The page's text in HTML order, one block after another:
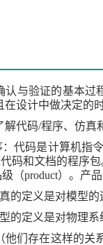
认与验证的基本过
设计中做决定的
解代码/程序、仿真
：代码是计算机指
代码和文档的程序
（product）。产
的定义是对模型的
的定义是对物理
他们存在这样的关